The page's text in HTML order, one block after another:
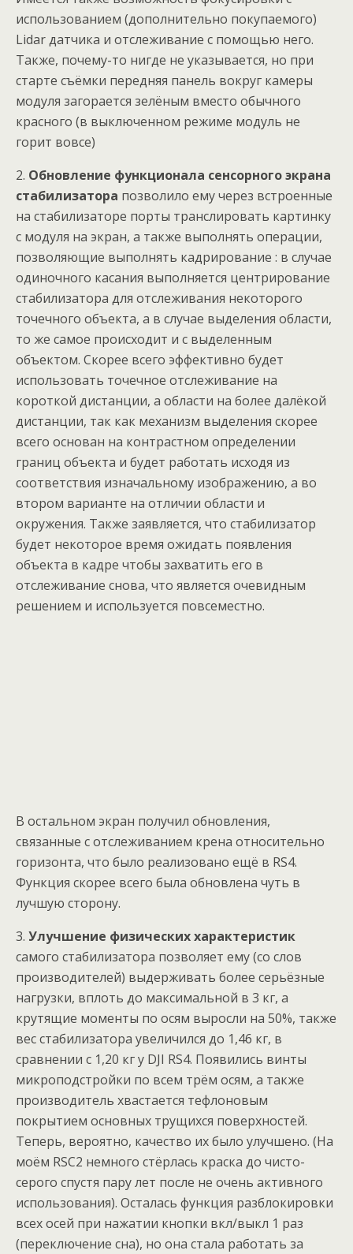
использованием (дополнительно покупаемого)
Lidar датчика и отслеживание с помощью него.
Также, почему-то нигде не указывается, но при
старте съёмки передняя панель вокруг камеры
модуля загорается зелёным вместо обычного
красного (в выключенном режиме модуль не
горит вовсе)
2. Обновление функционала сенсорного экрана
стабилизатора позволило ему через встроенные
на стабилизаторе порты транслировать картинку
с модуля на экран, а также выполнять операции,
позволяющие выполнять кадрирование : в случае
одиночного касания выполняется центрирование
стабилизатора для отслеживания некоторого
точечного объекта, а в случае выделения области,
то же самое происходит и с выделенным
объектом. Скорее всего эффективно будет
использовать точечное отслеживание на
короткой дистанции, а области на более далёкой
дистанции, так как механизм выделения скорее
всего основан на контрастном определении
границ объекта и будет работать исходя из
соответствия изначальному изображению, а во
втором варианте на отличии области и
окружения. Также заявляется, что стабилизатор
будет некоторое время ожидать появления
объекта в кадре чтобы захватить его в
отслеживание снова, что является очевидным
решением и используется повсеместно.
В остальном экран получил обновления,
связанные с отслеживанием крена относительно
горизонта, что было реализовано ещё в RS4.
Функция скорее всего была обновлена чуть в
лучшую сторону.
3. Улучшение физических характеристик
самого стабилизатора позволяет ему (со слов
производителей) выдерживать более серьёзные
нагрузки, вплоть до максимальной в 3 кг, а
крутящие моменты по осям выросли на 50%, также
вес стабилизатора увеличился до 1,46 кг, в
сравнении с 1,20 кг у DJI RS4. Появились винты
микроподстройки по всем трём осям, а также
производитель хвастается тефлоновым
покрытием основных трущихся поверхностей.
Теперь, вероятно, качество их было улучшено. (На
моём RSC2 немного стёрлась краска до чисто-
серого спустя пару лет после не очень активного
использования). Осталась функция разблокировки
всех осей при нажатии кнопки вкл/выкл 1 раз
(переключение сна), но она стала работать за